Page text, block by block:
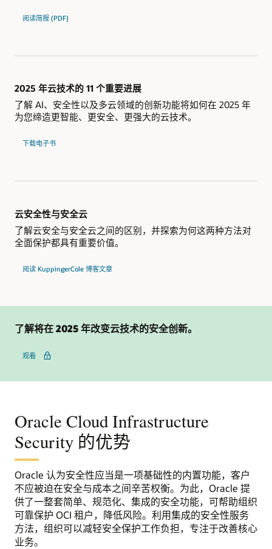
阅读简报 (PDF)
2025 年云技术的 11 个重要进展
了解 AI、安全性以及多云领域的创新功能将如何在 2025 年
为您缔造更智能、更安全、更强大的云技术。
下载电子书
云安全性与安全云
了解云安全与安全云之间的区别，并探索为何这两种方法对
全面保护都具有重要价值。
阅读 KuppingerCole 博客文章
了解将在 2025 年改变云技术的安全创新。
观看
Oracle Cloud Infrastructure
Security 的优势
Oracle 认为安全性应当是一项基础性的内置功能，客户
不应被迫在安全与成本之间辛苦权衡。为此，Oracle 提
供了一整套简单、规范化、集成的安全功能，可帮助组织
可靠保护 OCI 租户，降低风险。利用集成的安全性服务
方法，组织可以减轻安全保护工作负担，专注于改善核心
业务。